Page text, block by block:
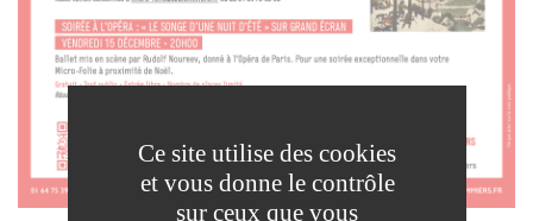
Ce site utilise des cookies
et vous donne le contrôle
sur ceux que vous